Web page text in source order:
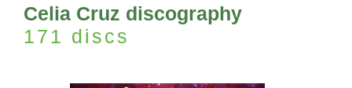
Celia Cruz discography
171 discs